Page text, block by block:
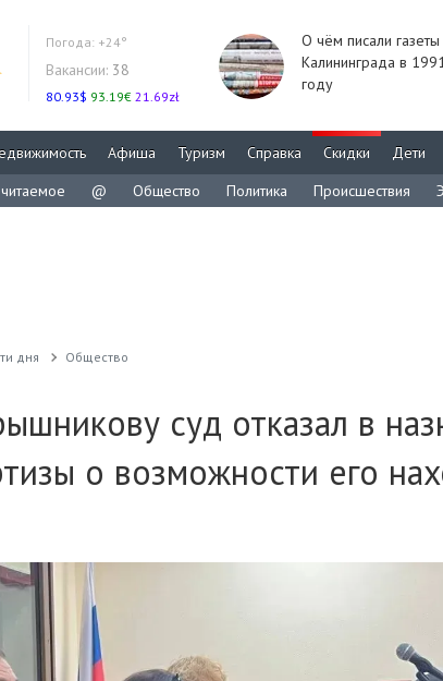
Погода: +24°
Вакансии: 38
80.93$ 93.19€ 21.69zł
О чём писали газеты
Калининграда в
году
Афиша Туризм Справка Скидки Дети
@ Общество Политика Происшествия
дня Общество
суд отказал в
о возможности его